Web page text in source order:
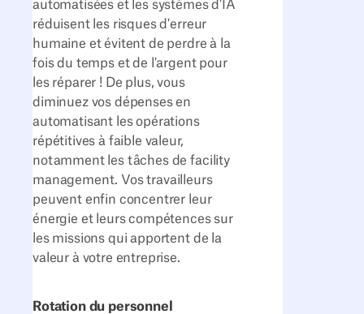
automatisées et les systèmes d'IA
réduisent les risques d'erreur
humaine et évitent de perdre à la
fois du temps et de l'argent pour
les réparer ! De plus, vous
diminuez vos dépenses en
automatisant les opérations
répétitives à faible valeur,
notamment les tâches de facility
management. Vos travailleurs
peuvent enfin concentrer leur
énergie et leurs compétences sur
les missions qui apportent de la
valeur à votre entreprise.
Rotation du personnel